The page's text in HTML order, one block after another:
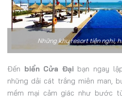
Những khu resort tiện nghi,
Đến biển Cửa Đại bạn ngay
những dải cát trắng miên man,
mềm mại cảm giác như bước